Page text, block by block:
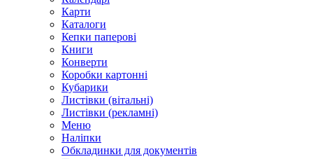
Карти
Каталоги
Кепки паперові
Книги
Конверти
Коробки картонні
Кубарики
Листівки (вітальні)
Листівки (рекламні)
Меню
Наліпки
Обкладинки для документів